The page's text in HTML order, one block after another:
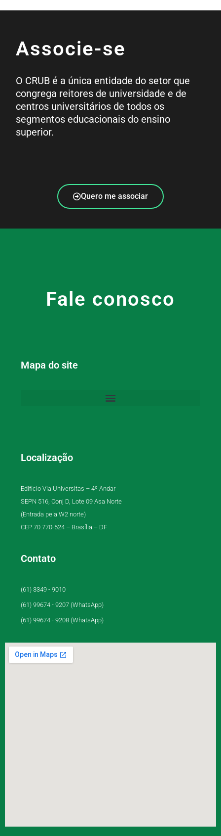
Associe-se
O CRUB é a única entidade do setor que
congrega reitores de universidade e de
centros universitários de todos os
segmentos educacionais do ensino
superior.
Quero me associar
Fale conosco
Mapa do site
Localização
Edifício Via Universitas – 4º Andar
SEPN 516, Conj D, Lote 09 Asa Norte
(Entrada pela W2 norte)
CEP 70.770-524 – Brasília – DF
Contato
(61) 3349 - 9010
(61) 99674 - 9207 (WhatsApp)
(61) 99674 - 9208 (WhatsApp)